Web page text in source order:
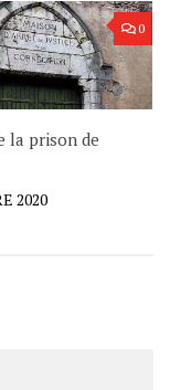
0
la prison de
2020